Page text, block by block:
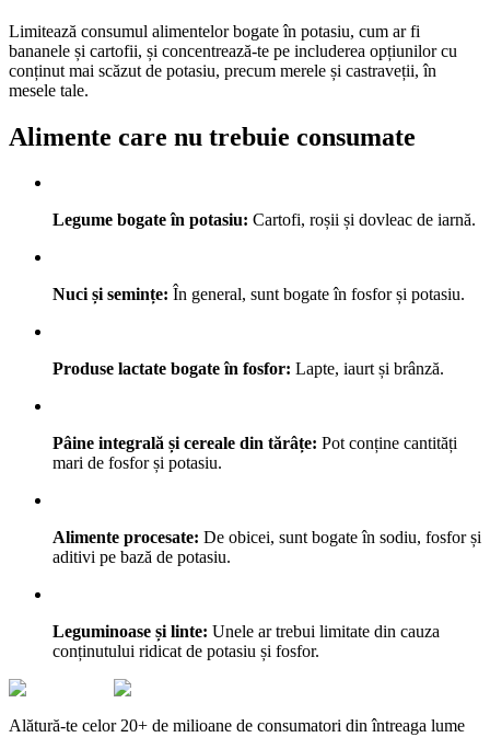
Limitează consumul alimentelor bogate în potasiu, cum ar fi
bananele și cartofii, și concentrează-te pe includerea opțiunilor cu
conținut mai scăzut de potasiu, precum merele și castraveții, în
mesele tale.
Alimente care nu trebuie consumate
Legume bogate în potasiu: Cartofi, roșii și dovleac de iarnă.
Nuci și semințe: În general, sunt bogate în fosfor și potasiu.
Produse lactate bogate în fosfor: Lapte, iaurt și brânză.
Pâine integrală și cereale din tărâțe: Pot conține cantități
mari de fosfor și potasiu.
Alimente procesate: De obicei, sunt bogate în sodiu, fosfor și
aditivi pe bază de potasiu.
Leguminoase și linte: Unele ar trebui limitate din cauza
conținutului ridicat de potasiu și fosfor.
Alătură-te celor 20+ de milioane de consumatori din întreaga lume